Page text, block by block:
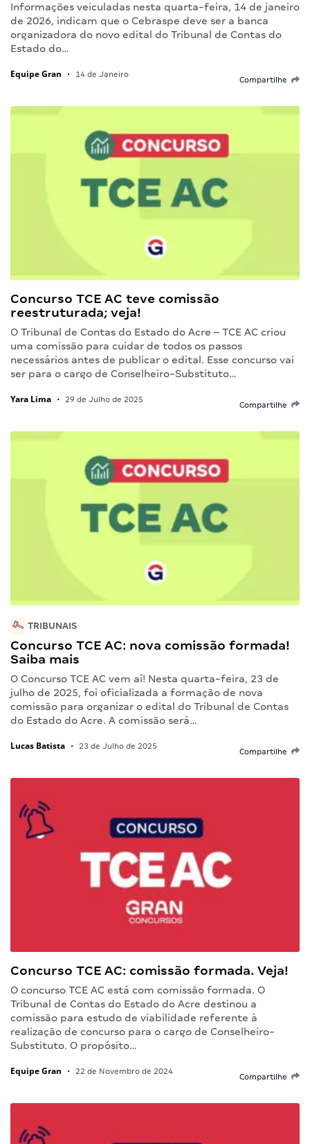
Informações veiculadas nesta quarta-feira, 14 de janeiro
de 2026, indicam que o Cebraspe deve ser a banca
organizadora do novo edital do Tribunal de Contas do
Estado do…
Equipe Gran • 14 de Janeiro
Compartilhe
Concurso TCE AC teve comissão
reestruturada; veja!
O Tribunal de Contas do Estado do Acre – TCE AC criou
uma comissão para cuidar de todos os passos
necessários antes de publicar o edital. Esse concurso vai
ser para o cargo de Conselheiro-Substituto…
Yara Lima • 29 de Julho de 2025
Compartilhe
TRIBUNAIS
Concurso TCE AC: nova comissão formada!
Saiba mais
O Concurso TCE AC vem aí! Nesta quarta-feira, 23 de
julho de 2025, foi oficializada a formação de nova
comissão para organizar o edital do Tribunal de Contas
do Estado do Acre. A comissão será…
Lucas Batista • 23 de Julho de 2025
Compartilhe
Concurso TCE AC: comissão formada. Veja!
O concurso TCE AC está com comissão formada. O
Tribunal de Contas do Estado do Acre destinou a
comissão para estudo de viabilidade referente à
realização de concurso para o cargo de Conselheiro-
Substituto. O propósito…
Equipe Gran • 22 de Novembro de 2024
Compartilhe